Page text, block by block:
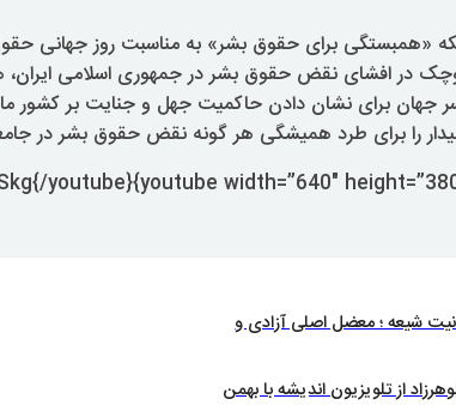
«همبستگی برای حقوق بشر» به مناسبت روز جهانی
در افشای نقض حقوق بشر در جمهوری اسلامی ایران،
جهان برای نشان دادن حاکمیت جهل و جنایت بر کشور ما
را برای طرد همیشگی هر گونه نقض حقوق بشر در
شیعه ؛ معضل اصلی آزادی و
از تلویزیون اندیشه با بهمن